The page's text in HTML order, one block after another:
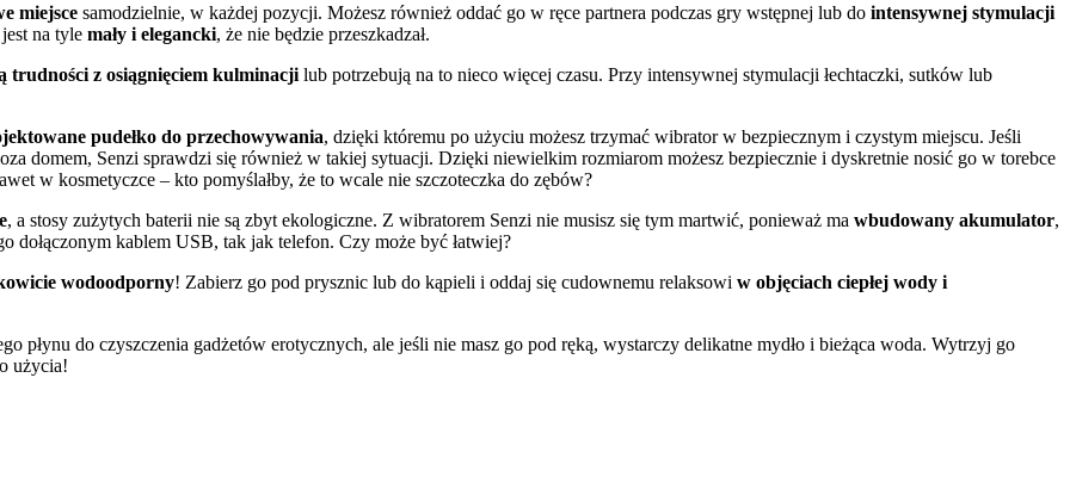
miejsce samodzielnie, w każdej pozycji. Możesz również oddać go w ręce partnera podczas gry wstępnej lub do intensywnej stymulacji
na tyle mały i elegancki, że nie będzie przeszkadzał.
trudności z osiągnięciem kulminacji lub potrzebują na to nieco więcej czasu. Przy intensywnej stymulacji łechtaczki, sutków lub
pudełko do przechowywania, dzięki któremu po użyciu możesz trzymać wibrator w bezpiecznym i czystym miejscu. Jeśli
domem, Senzi sprawdzi się również w takiej sytuacji. Dzięki niewielkim rozmiarom możesz bezpiecznie i dyskretnie nosić go w torebce
w kosmetyczce – kto pomyślałby, że to wcale nie szczoteczka do zębów?
, a stosy zużytych baterii nie są zbyt ekologiczne. Z wibratorem Senzi nie musisz się tym martwić, ponieważ ma wbudowany akumulator,
dołączonym kablem USB, tak jak telefon. Czy może być łatwiej?
wodoodporny! Zabierz go pod prysznic lub do kąpieli i oddaj się cudownemu relaksowi w objęciach ciepłej wody i
płynu do czyszczenia gadżetów erotycznych, ale jeśli nie masz go pod ręką, wystarczy delikatne mydło i bieżąca woda. Wytrzyj go
użycia!